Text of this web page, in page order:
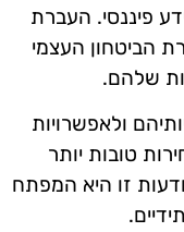
פיננסי. העברת
הביטחון העצמי
שלהם.
ולאפשרויות
טובות יותר
זו היא המפתח